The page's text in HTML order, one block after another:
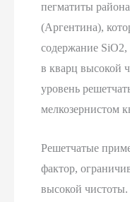
пегматиты
(Аргентина),
содержание SiO2,
в кварц высокой
уровень
мелкозернистом
Решетчатые
фактор,
высокой чистоты.